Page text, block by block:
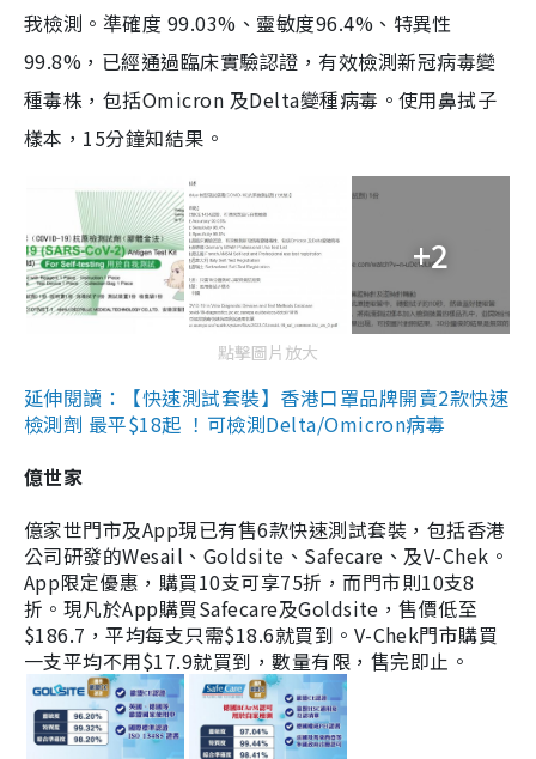
我檢測。準確度 99.03%、靈敏度96.4%、特異性
99.8%，已經通過臨床實驗認證，有效檢測新冠病毒變
種毒株，包括Omicron 及Delta變種病毒。使用鼻拭子
樣本，15分鐘知結果。
+2
點擊圖片放大
延伸閱讀：【快速測試套裝】香港口罩品牌開賣2款快速
檢測劑 最平$18起 ！可檢測Delta/Omicron病毒
億世家
億家世門市及App現已有售6款快速測試套裝，包括香港
公司研發的Wesail、Goldsite、Safecare、及V-Chek。
App限定優惠，購買10支可享75折，而門市則10支8
折。現凡於App購買Safecare及Goldsite，售價低至
$186.7，平均每支只需$18.6就買到。V-Chek門市購買
一支平均不用$17.9就買到，數量有限，售完即止。